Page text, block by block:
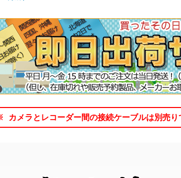
カメラとレコーダー間の接続ケーブルは別売り